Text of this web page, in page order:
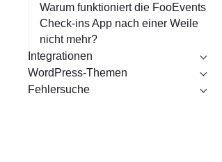
Warum funktioniert die FooEvents
Check-ins App nach einer Weile
nicht mehr?
Integrationen
WordPress-Themen
Fehlersuche